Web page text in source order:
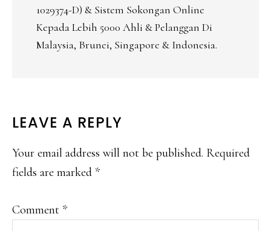
1029374-D) & Sistem Sokongan Online
Kepada Lebih 5000 Ahli & Pelanggan Di
Malaysia, Brunei, Singapore & Indonesia.
READER
INTERACTIONS
LEAVE A REPLY
Your email address will not be published. Required
fields are marked *
Comment *